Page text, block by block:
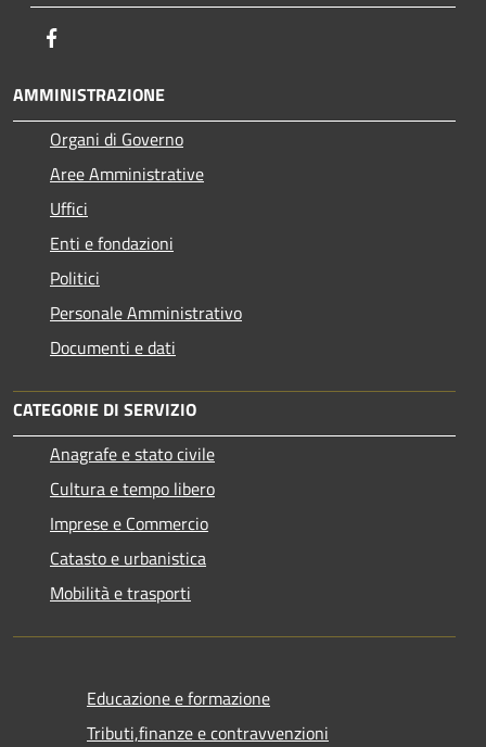
AMMINISTRAZIONE
Organi di Governo
Aree Amministrative
Uffici
Enti e fondazioni
Politici
Personale Amministrativo
Documenti e dati
CATEGORIE DI SERVIZIO
Anagrafe e stato civile
Cultura e tempo libero
Imprese e Commercio
Catasto e urbanistica
Mobilità e trasporti
Educazione e formazione
Tributi,finanze e contravvenzioni